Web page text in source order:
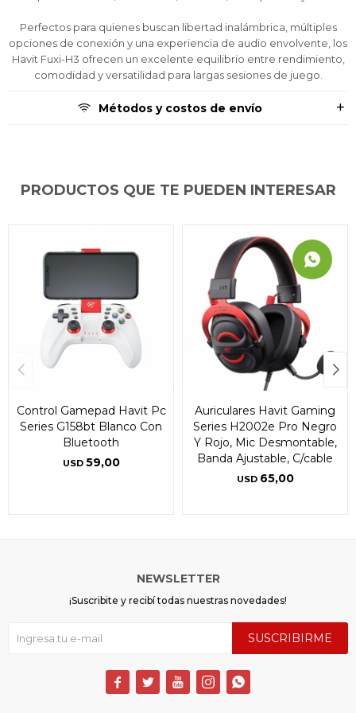
Perfectos para quienes buscan libertad inalámbrica, múltiples
opciones de conexión y una experiencia de audio envolvente, los
Havit Fuxi-H3 ofrecen un excelente equilibrio entre rendimiento,
comodidad y versatilidad para largas sesiones de juego.
Métodos y costos de envío
PRODUCTOS QUE TE PUEDEN INTERESAR
Control Gamepad Havit Pc
Series G158bt Blanco Con
Bluetooth
USD 59,00
Auriculares Havit Gaming
Series H2002e Pro Negro
Y Rojo, Mic Desmontable,
Banda Ajustable, C/cable
USD 65,00
NEWSLETTER
¡Suscribite y recibí todas nuestras novedades!
SUSCRIBIRME
    